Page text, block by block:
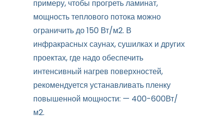
примеру, чтобы прогреть ламинат,
мощность теплового потока можно
ограничить до 150 Вт/м2. В
инфракрасных саунах, сушилках и других
проектах, где надо обеспечить
интенсивный нагрев поверхностей,
рекомендуется устанавливать пленку
повышенной мощности: — 400-600Вт/
м2.